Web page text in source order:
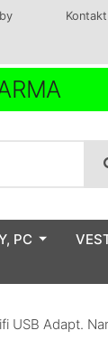
Kontakt
PC
USB Adapt.